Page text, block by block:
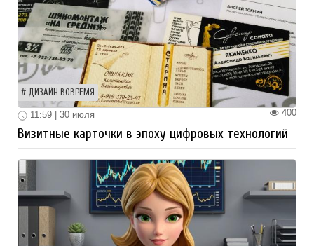
ДИЗАЙН ВОВРЕМЯ
400
11:59 | 30 июля
Визитные карточки в эпоху цифровых технологий